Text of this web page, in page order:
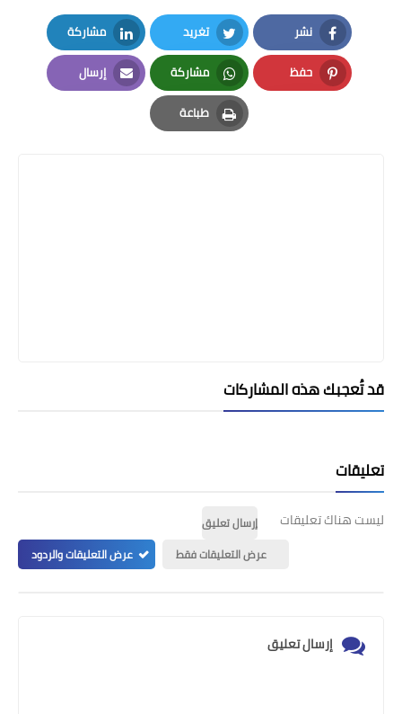
نشر
Facebook
تغريد
Twitter
مشاركة
LinkedIn
حفظ
Pinterest
مشاركة
Whatsapp
إرسال
Email
طباعة
Print
قد تُعجبك هذه المشاركات
تعليقات
ليست هناك تعليقات
إرسال تعليق
عرض التعليقات فقط
عرض التعليقات والردود
إرسال تعليق